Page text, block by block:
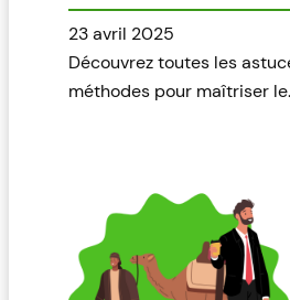
23 avril 2025
Découvrez toutes les
méthodes pour maîtriser